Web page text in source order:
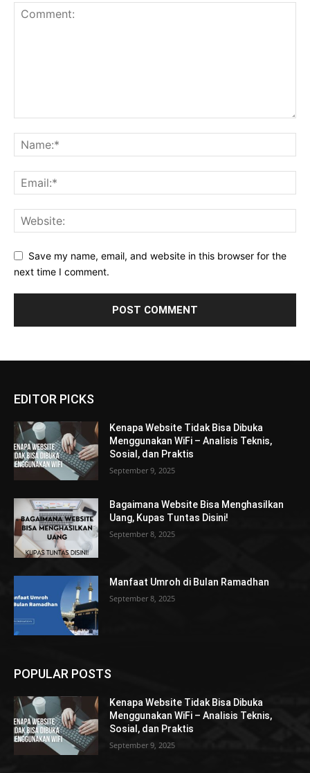
Save my name, email, and website in this browser for the
next time I comment.
EDITOR PICKS
Kenapa Website Tidak Bisa Dibuka
Menggunakan WiFi – Analisis Teknis,
Sosial, dan Praktis
September 9, 2025
Bagaimana Website Bisa Menghasilkan
Uang, Kupas Tuntas Disini!
September 8, 2025
Manfaat Umroh di Bulan Ramadhan
September 8, 2025
POPULAR POSTS
Kenapa Website Tidak Bisa Dibuka
Menggunakan WiFi – Analisis Teknis,
Sosial, dan Praktis
September 9, 2025